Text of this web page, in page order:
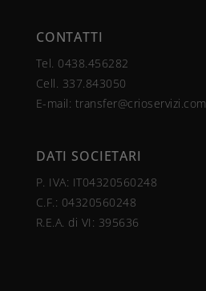
CONTATTI
Tel. 0438.456282
Cell. 337.843050
E-mail: transfer@crioservizi.com
DATI SOCIETARI
P. IVA: IT04320560248
C.F.: 04320560248
R.E.A. di VI: 395636